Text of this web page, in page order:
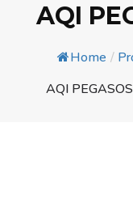
AQI
Home /
AQI